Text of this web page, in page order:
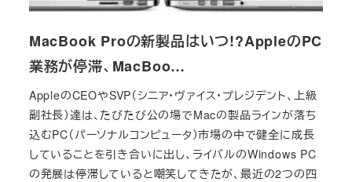
MacBook Proの新製品はいつ!?AppleのPC
業務が停滞、MacBoo…
AppleのCEOやSVP（シニア・ヴァイス・プレジデント、上級
副社長）達は、たびたび公の場でMacの製品ラインが落ち
込むPC（パーソナルコンピュータ）市場の中で健全に成長
していることを引き合いに出し、ライバルのWindows PC
の発展は停滞していると嘲笑してきたが、最近の2つの四